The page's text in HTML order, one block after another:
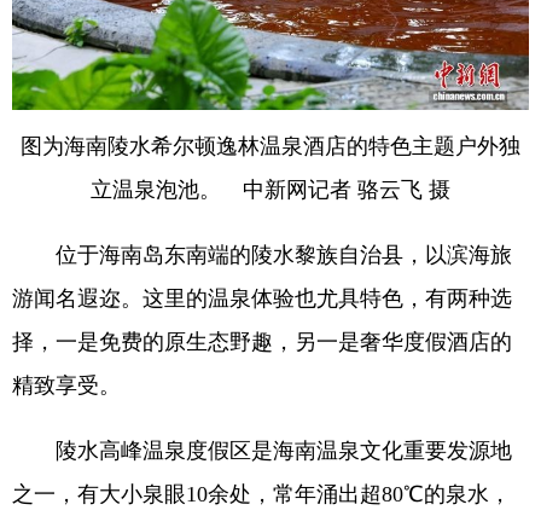
图为海南陵水希尔顿逸林温泉酒店的特色主题户外独
立温泉泡池。 中新网记者 骆云飞 摄
位于海南岛东南端的陵水黎族自治县，以滨海旅
游闻名遐迩。这里的温泉体验也尤具特色，有两种选
择，一是免费的原生态野趣，另一是奢华度假酒店的
精致享受。
陵水高峰温泉度假区是海南温泉文化重要发源地
之一，有大小泉眼10余处，常年涌出超80℃的泉水，